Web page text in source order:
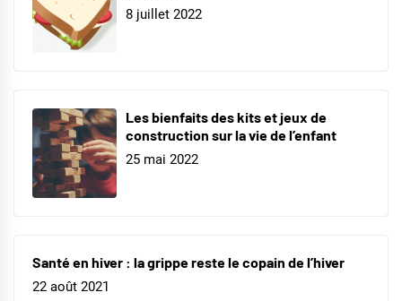
8 juillet 2022
Les bienfaits des kits et jeux de
construction sur la vie de l’enfant
25 mai 2022
Santé en hiver : la grippe reste le copain de l’hiver
22 août 2021